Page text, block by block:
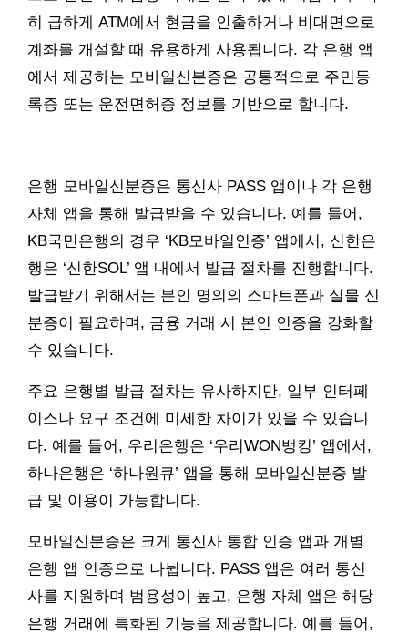
히 급하게 ATM에서 현금을 인출하거나 비대면으로
계좌를 개설할 때 유용하게 사용됩니다. 각 은행 앱
에서 제공하는 모바일신분증은 공통적으로 주민등
록증 또는 운전면허증 정보를 기반으로 합니다.
은행 모바일신분증은 통신사 PASS 앱이나 각 은행
자체 앱을 통해 발급받을 수 있습니다. 예를 들어,
KB국민은행의 경우 ‘KB모바일인증’ 앱에서, 신한은
행은 ‘신한SOL’ 앱 내에서 발급 절차를 진행합니다.
발급받기 위해서는 본인 명의의 스마트폰과 실물 신
분증이 필요하며, 금융 거래 시 본인 인증을 강화할
수 있습니다.
주요 은행별 발급 절차는 유사하지만, 일부 인터페
이스나 요구 조건에 미세한 차이가 있을 수 있습니
다. 예를 들어, 우리은행은 ‘우리WON뱅킹’ 앱에서,
하나은행은 ‘하나원큐’ 앱을 통해 모바일신분증 발
급 및 이용이 가능합니다.
모바일신분증은 크게 통신사 통합 인증 앱과 개별
은행 앱 인증으로 나뉩니다. PASS 앱은 여러 통신
사를 지원하며 범용성이 높고, 은행 자체 앱은 해당
은행 거래에 특화된 기능을 제공합니다. 예를 들어,